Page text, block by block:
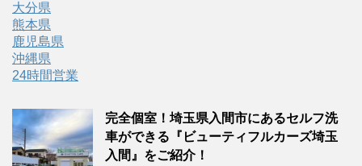
大分県
熊本県
鹿児島県
沖縄県
24時間営業
完全個室！埼玉県入間市にあるセルフ洗
車ができる『ビューティフルカーズ埼玉
入間』をご紹介！